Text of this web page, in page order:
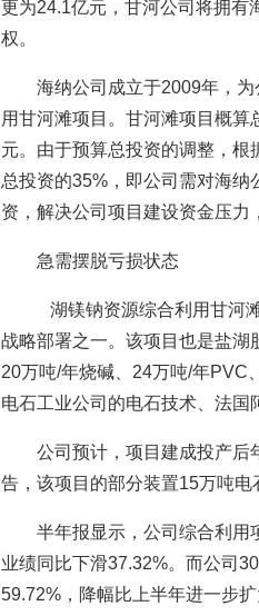
更为24.1亿元，甘河公司将拥有
权。
海纳公司成立于2009年，
用甘河滩项目。甘河滩项目概
元。由于预算总投资的调整，根
总投资的35%，即公司需对海
资，解决公司项目建设资金压力
急需摆脱亏损状态
湖镁钠资源综合利用甘河
战略部署之一。该项目也是盐湖
20万吨/年烧碱、24万吨/年PVC
电石工业公司的电石技术、法国
公司预计，项目建成投产后
告，该项目的部分装置15万吨电
半年报显示，公司综合利用
业绩同比下滑37.32%。而公司
59.72%，降幅比上半年进一步扩